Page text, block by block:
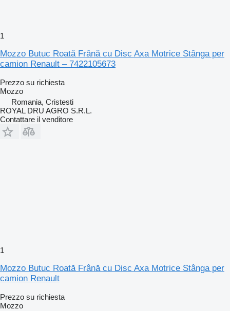
1
Mozzo Butuc Roată Frână cu Disc Axa Motrice Stânga per
camion Renault – 7422105673
Prezzo su richiesta
Mozzo
Romania, Cristesti
ROYAL DRU AGRO S.R.L.
Contattare il venditore
1
Mozzo Butuc Roată Frână cu Disc Axa Motrice Stânga per
camion Renault
Prezzo su richiesta
Mozzo